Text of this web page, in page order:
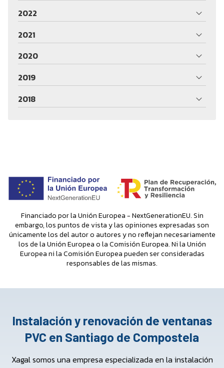
2022
2021
2020
2019
2018
Financiado por la Unión Europea - NextGenerationEU. Sin
embargo, los puntos de vista y las opiniones expresadas son
únicamente los del autor o autores y no reflejan necesariamente
los de la Unión Europea o la Comisión Europea. Ni la Unión
Europea ni la Comisión Europea pueden ser consideradas
responsables de las mismas.
Instalación y renovación de ventanas
PVC en Santiago de Compostela
Xagal somos una empresa especializada en la instalación